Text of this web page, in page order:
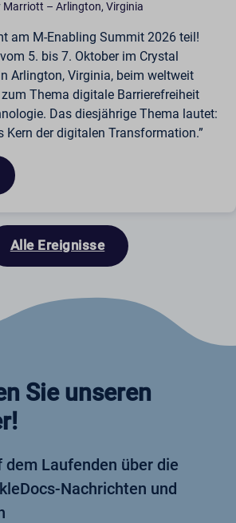
– Arlington, Virginia
am M-Enabling Summit 2026 teil!
5. bis 7. Oktober im Crystal
Arlington, Virginia, beim weltweit
Thema digitale Barrierefreiheit
Das diesjährige Thema lautet:
Kern der digitalen Transformation.”
Alle Ereignisse
Sie unseren
dem Laufenden über die
Nachrichten und